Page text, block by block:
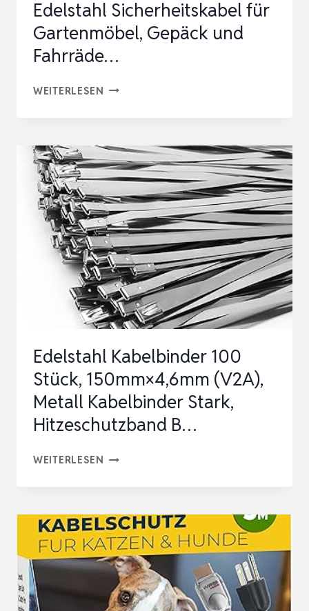
Edelstahl Sicherheitskabel für
Gartenmöbel, Gepäck und
Fahrräde…
WEITERLESEN 6
MIT
ÖSEN,
EDELSTAHL
SICHERHEITSKABEL
FÜR
GARTENMÖBEL,
GEPÄCK
UND
FAHRRÄDE…
Edelstahl Kabelbinder 100
Stück, 150mm×4,6mm (V2A),
Metall Kabelbinder Stark,
Hitzeschutzband B…
WEITERLESEN EDELSTAHL
STÜCK,
150MM×4,6MM
(V2A),
METALL
KABELBINDER